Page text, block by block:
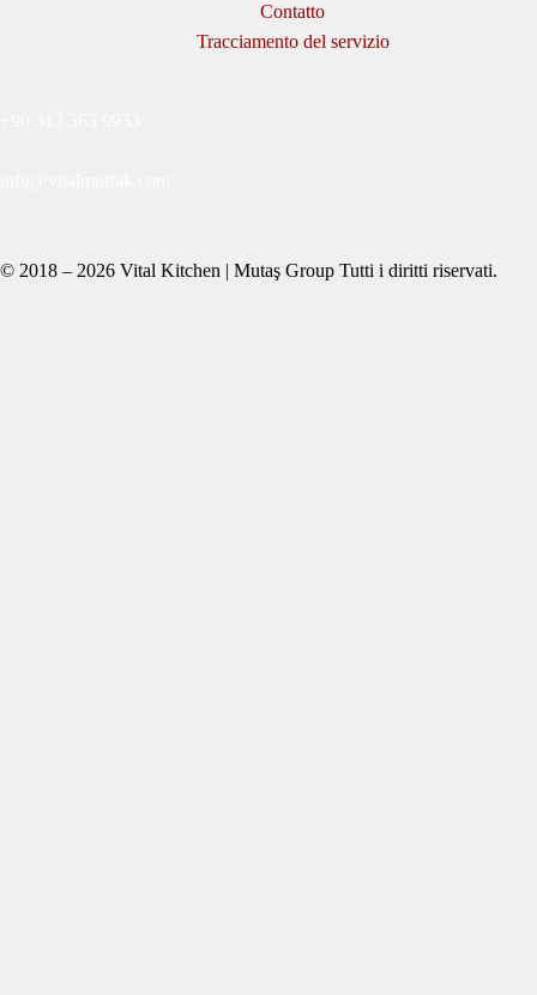
Contatto
Tracciamento del servizio
© 2018 – 2026 Vital Kitchen | Mutaş Group Tutti i diritti riservati.